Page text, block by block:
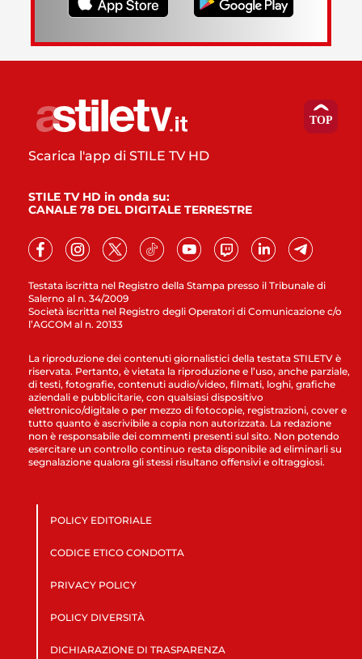
Testata iscritta nel Registro della Stampa presso il Tribunale di
Salerno al n. 34/2009
Società iscritta nel Registro degli Operatori di Comunicazione c/o
l’AGCOM al n. 20133
Scarica l'app di STILE TV HD
STILE TV HD in onda su:
CANALE 78 DEL DIGITALE TERRESTRE
La riproduzione dei contenuti giornalistici della testata STILETV è
riservata. Pertanto, è vietata la riproduzione e l’uso, anche parziale,
di testi, fotografie, contenuti audio/video, filmati, loghi, grafiche
aziendali e pubblicitarie, con qualsiasi dispositivo
elettronico/digitale o per mezzo di fotocopie, registrazioni, cover e
tutto quanto è ascrivibile a copia non autorizzata. La redazione
non è responsabile dei commenti presenti sul sito. Non potendo
esercitare un controllo continuo resta disponibile ad eliminarli su
segnalazione qualora gli stessi risultano offensivi e oltraggiosi.
POLICY EDITORIALE
CODICE ETICO CONDOTTA
PRIVACY POLICY
POLICY DIVERSITÀ
DICHIARAZIONE DI TRASPARENZA